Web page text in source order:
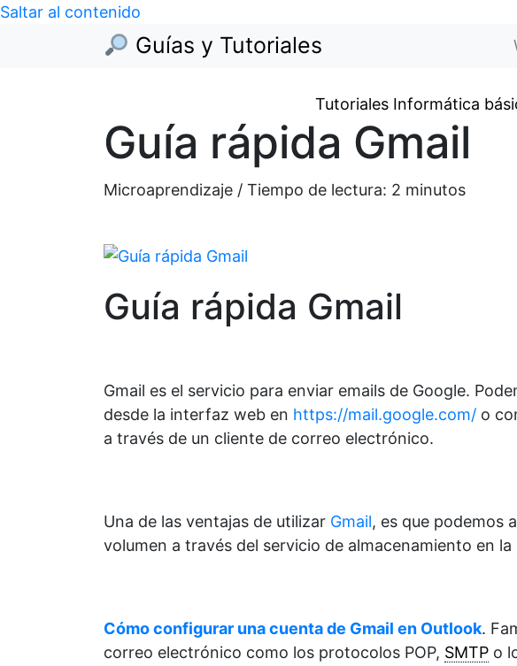
Saltar al contenido
Guías y Tutoriales
Tutoriales Informática
Guía rápida Gmail
Microaprendizaje / Tiempo de lectura: 2 minutos
Guía rápida Gmail
Gmail es el servicio para enviar emails de Google.
desde la interfaz web en https://mail.google.com/ o
a través de un cliente de correo electrónico.
Una de las ventajas de utilizar Gmail, es que podemos
volumen a través del servicio de almacenamiento en la
Cómo configurar una cuenta de Gmail en Outlook.
correo electrónico como los protocolos POP, SMTP o